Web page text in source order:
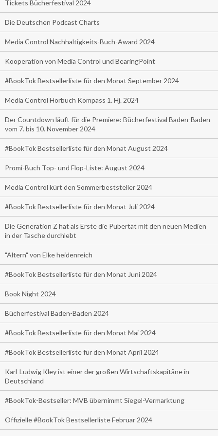
Tickets Bücherfestival 2024
Die Deutschen Podcast Charts
Media Control Nachhaltigkeits-Buch-Award 2024
Kooperation von Media Control und BearingPoint
#BookTok Bestsellerliste für den Monat September 2024
Media Control Hörbuch Kompass 1. Hj. 2024
Der Countdown läuft für die Premiere: Bücherfestival Baden-Baden
vom 7. bis 10. November 2024
#BookTok Bestsellerliste für den Monat August 2024
Promi-Buch Top- und Flop-Liste: August 2024
Media Control kürt den Sommerbeststeller 2024
#BookTok Bestsellerliste für den Monat Juli 2024
Die Generation Z hat als Erste die Pubertät mit den neuen Medien
in der Tasche durchlebt
"Altern" von Elke heidenreich
#BookTok Bestsellerliste für den Monat Juni 2024
Book Night 2024
Bücherfestival Baden-Baden 2024
#BookTok Bestsellerliste für den Monat Mai 2024
#BookTok Bestsellerliste für den Monat April 2024
Karl-Ludwig Kley ist einer der großen Wirtschaftskapitäne in
Deutschland
#BookTok-Bestseller: MVB übernimmt Siegel-Vermarktung
Offizielle #BookTok Bestsellerliste Februar 2024